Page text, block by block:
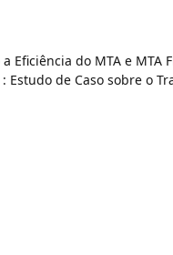
Eficiência do MTA e MTA
Estudo de Caso sobre o